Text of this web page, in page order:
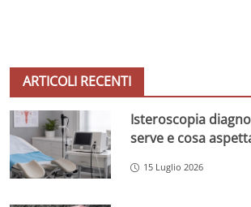
ARTICOLI RECENTI
Isteroscopia
serve e cosa
15 Luglio 2026